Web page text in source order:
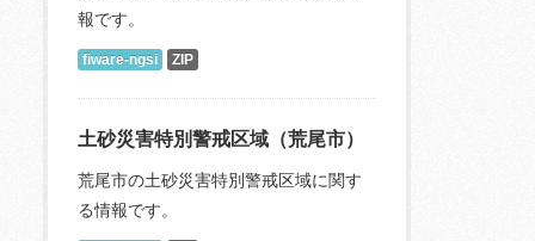
報です。
fiware-ngsi ZIP
土砂災害特別警戒区域（荒尾市）
荒尾市の土砂災害特別警戒区域に関す
る情報です。